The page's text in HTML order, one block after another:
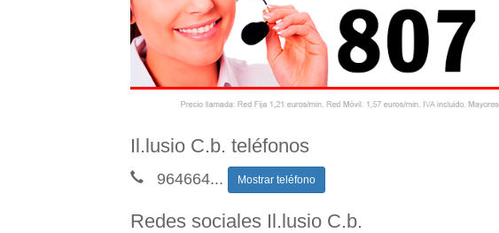
Il.lusio C.b. teléfonos
964664... Mostrar teléfono
Redes sociales Il.lusio C.b.